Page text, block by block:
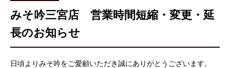
みそ吟三宮店 営業時間短縮・変更・延
長のお知らせ
日頃よりみそ吟をご愛顧いただき誠にありがとうございます。